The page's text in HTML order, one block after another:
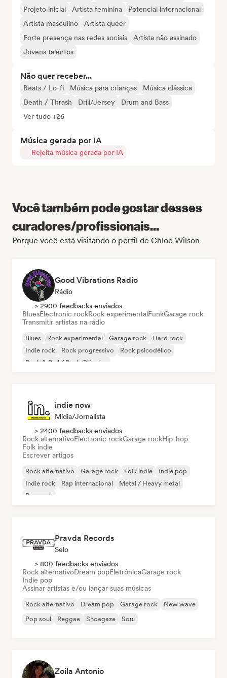
Projeto inicial Artista feminina
Potencial internacional
Artista masculino
Artista queer
Forte presença nas redes sociais
Artista não assinado
Jovens talentos
Não quer receber...
Beats / Lo-fi Música para crianças
Música clássica
Death / Thrash
Drill/Jersey
Drum and Bass
Ver tudo +26
Música gerada por IA
Rejeita música gerada por IA
Você também pode gostar desses
curadores/profissionais...
Porque você está visitando o perfil de Chloe Wilson
Good Vibrations Radio
Rádio
> 2900 feedbacks enviados
BluesElectronic rockRock experimentalFunkGarage rock
Transmitir artistas na rádio
Blues Rock experimental Garage rock
Hard rock
Indie rock
Rock progressivo
Rock psicodélico
Rock & Roll / Rock Clássico
indie now
Mídia/Jornalista
> 2400 feedbacks enviados
Rock alternativoElectronic rockGarage rockHip-hop
Folk indie
Escrever artigos
Rock alternativo Garage rock Folk indie
Indie pop
Indie rock
Rap internacional
Metal / Heavy metal
Pop rock
Pravda Records
Selo
> 800 feedbacks enviados
Rock alternativoDream popEletrônicaGarage rock
Indie pop
Assinar artistas e/ou lançar suas músicas
Rock alternativo Dream pop Garage rock
New wave
Pop soul
Reggae Shoegaze Soul
Zoila Antonio